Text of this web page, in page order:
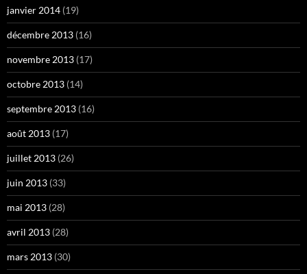
janvier 2014 (19)
décembre 2013 (16)
novembre 2013 (17)
octobre 2013 (14)
septembre 2013 (16)
août 2013 (17)
juillet 2013 (26)
juin 2013 (33)
mai 2013 (28)
avril 2013 (28)
mars 2013 (30)